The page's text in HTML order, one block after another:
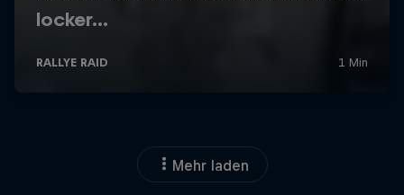
Mehr laden